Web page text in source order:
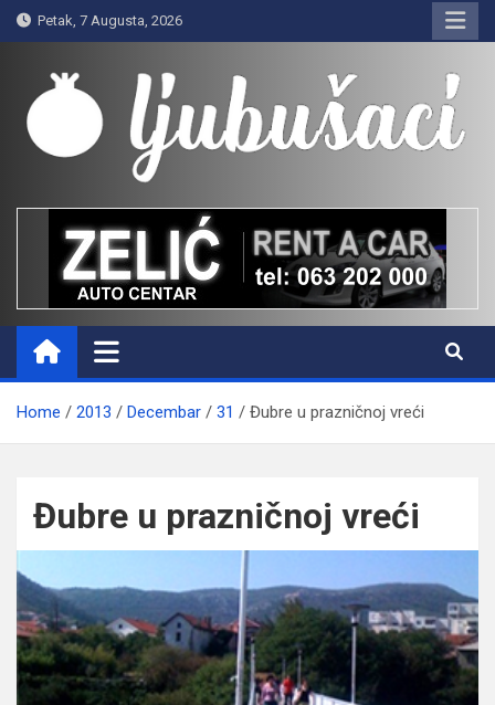
Skip
to
content
Petak, 7 Augusta, 2026
Ljubušaci
Svom voljenom gradu
Home 2013 Decembar 31 Đubre u prazničnoj vreći
Đubre u prazničnoj vreći